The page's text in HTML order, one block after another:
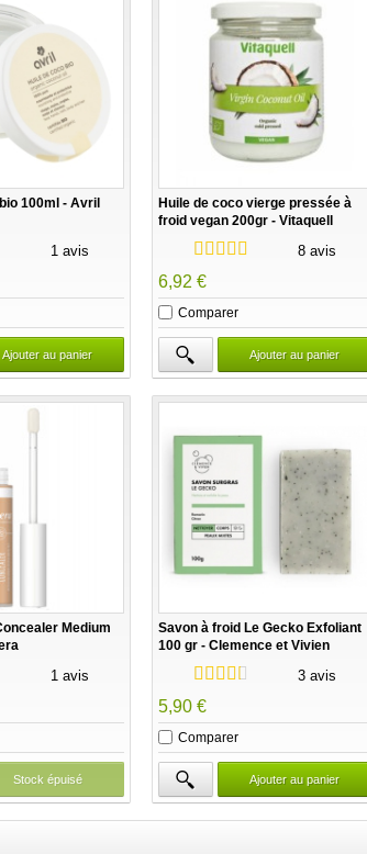
100ml - Avril
1 avis
Ajouter au panier
Huile de coco vierge pressée à
froid vegan 200gr - Vitaquell
8 avis
6,92 €
Comparer
Ajouter au panier
Medium
1 avis
Stock épuisé
Savon à froid Le Gecko Exfoliant
100 gr - Clemence et Vivien
3 avis
5,90 €
Comparer
Ajouter au panier